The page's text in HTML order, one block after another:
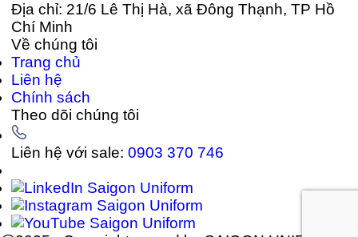
Địa chỉ: 21/6 Lê Thị Hà, xã Đông Thạnh, TP Hồ
Chí Minh
Về chúng tôi
Trang chủ
Liên hệ
Chính sách
Theo dõi chúng tôi
Liên hệ với sale:0903 370 746